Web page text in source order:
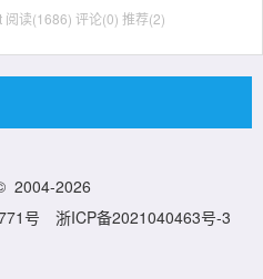
阅读(1686) 评论(0) 推荐(2)
2004-2026
号
浙ICP备2021040463号-3